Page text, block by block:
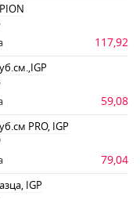
117,92
59,08
PRO, IGP
79,04
IGP